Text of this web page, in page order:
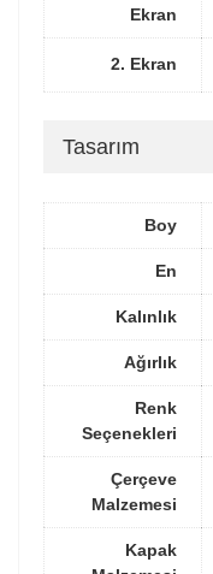
Ekran
2. Ekran
Tasarım
Boy
En
Kalınlık
Ağırlık
Renk
Seçenekleri
Çerçeve
Malzemesi
Kapak